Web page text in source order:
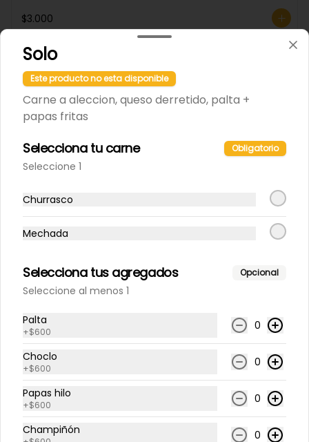
$3.000
$500
$1.000
Solo
Este producto no esta disponible
Carne a aleccion, queso derretido, palta +
papas fritas
Selecciona tu carne Obligatorio
Seleccione 1
Churrasco
Mechada
Selecciona tus agregados Opcional
Seleccione al menos 1
Palta
+$600 0
Choclo
+$600 0
Papas hilo
+$600 0
Champiñón 0